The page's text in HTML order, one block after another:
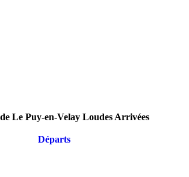
Le Puy-en-Velay Loudes Arrivées
Départs